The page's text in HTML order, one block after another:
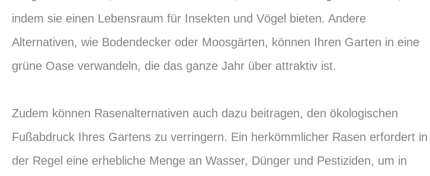
indem sie einen Lebensraum für Insekten und Vögel bieten. Andere
Alternativen, wie Bodendecker oder Moosgärten, können Ihren Garten in eine
grüne Oase verwandeln, die das ganze Jahr über attraktiv ist.
Zudem können Rasenalternativen auch dazu beitragen, den ökologischen
Fußabdruck Ihres Gartens zu verringern. Ein herkömmlicher Rasen erfordert in
der Regel eine erhebliche Menge an Wasser, Dünger und Pestiziden, um in